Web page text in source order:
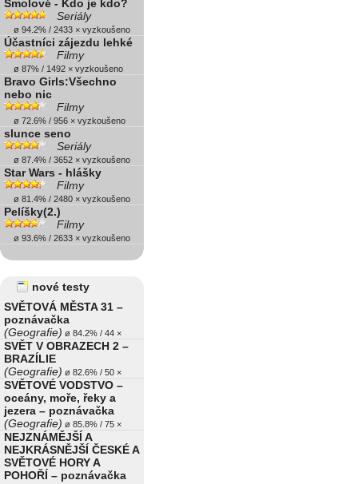
Šmolové - Kdo je kdo?
Seriály
ø 94.2% / 2433 × vyzkoušeno
Účastníci zájezdu lehké
Filmy
ø 87% / 1492 × vyzkoušeno
Bravo Girls:Všechno
nebo nic
Filmy
ø 72.6% / 956 × vyzkoušeno
slunce seno
Seriály
ø 87.4% / 3652 × vyzkoušeno
Star Wars - hlášky
Filmy
ø 81.4% / 2480 × vyzkoušeno
Pelíšky(2.)
Filmy
ø 93.6% / 2633 × vyzkoušeno
nové testy
SVĚTOVÁ MĚSTA 31 –
poznávačka
(Geografie) ø 84.2% / 44 ×
SVĚT V OBRAZECH 2 –
BRAZÍLIE
(Geografie) ø 82.6% / 50 ×
SVĚTOVÉ VODSTVO –
oceány, moře, řeky a
jezera – poznávačka
(Geografie) ø 85.8% / 75 ×
NEJZNÁMĚJŠÍ A
NEJKRÁSNĚJŠÍ ČESKÉ A
SVĚTOVÉ HORY A
POHOŘÍ – poznávačka